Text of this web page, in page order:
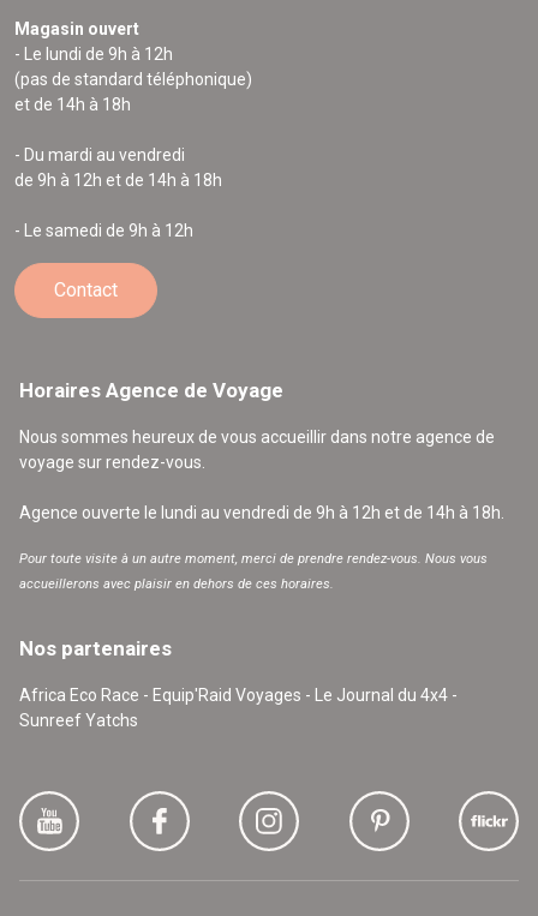
Magasin ouvert
- Le lundi de 9h à 12h
(pas de standard téléphonique)
et de 14h à 18h
- Du mardi au vendredi
de 9h à 12h et de 14h à 18h
- Le samedi de 9h à 12h
Contact
Horaires Agence de Voyage
Nous sommes heureux de vous accueillir dans notre agence de
voyage sur rendez-vous.
Agence ouverte le lundi au vendredi de 9h à 12h et de 14h à 18h.
Pour toute visite à un autre moment, merci de prendre rendez-vous. Nous vous
accueillerons avec plaisir en dehors de ces horaires.
Nos partenaires
Africa Eco Race - Equip'Raid Voyages - Le Journal du 4x4 -
Sunreef Yatchs